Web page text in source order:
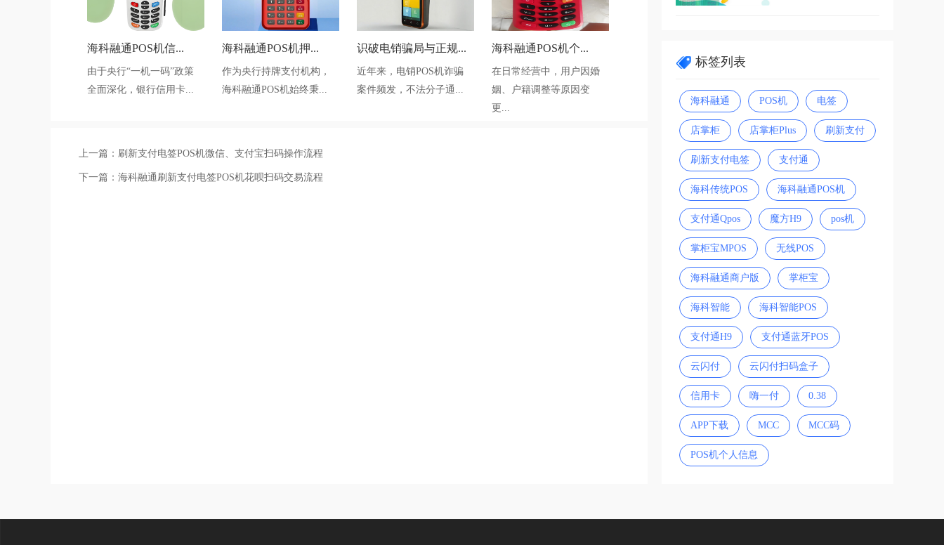
海科融通POS机信...
由于央行“一机一码”政策
全面深化，银行信用卡...
海科融通POS机押...
作为央行持牌支付机构，
海科融通POS机始终秉...
识破电销骗局与正规...
近年来，电销POS机诈骗
案件频发，不法分子通...
海科融通POS机个...
在日常经营中，用户因婚
姻、户籍调整等原因变
更...
上一篇： 刷新支付电签POS机微信、支付宝扫码操作流程
下一篇： 海科融通刷新支付电签POS机花呗扫码交易流程
标签列表
海科融通 POS机 电签
店掌柜 店掌柜Plus 刷新支付
刷新支付电签 支付通
海科传统POS 海科融通POS机
支付通Qpos 魔方H9 pos机
掌柜宝MPOS 无线POS
海科融通商户版 掌柜宝
海科智能 海科智能POS
支付通H9 支付通蓝牙POS
云闪付 云闪付扫码盒子
信用卡 嗨一付 0.38
APP下载 MCC MCC码
POS机个人信息